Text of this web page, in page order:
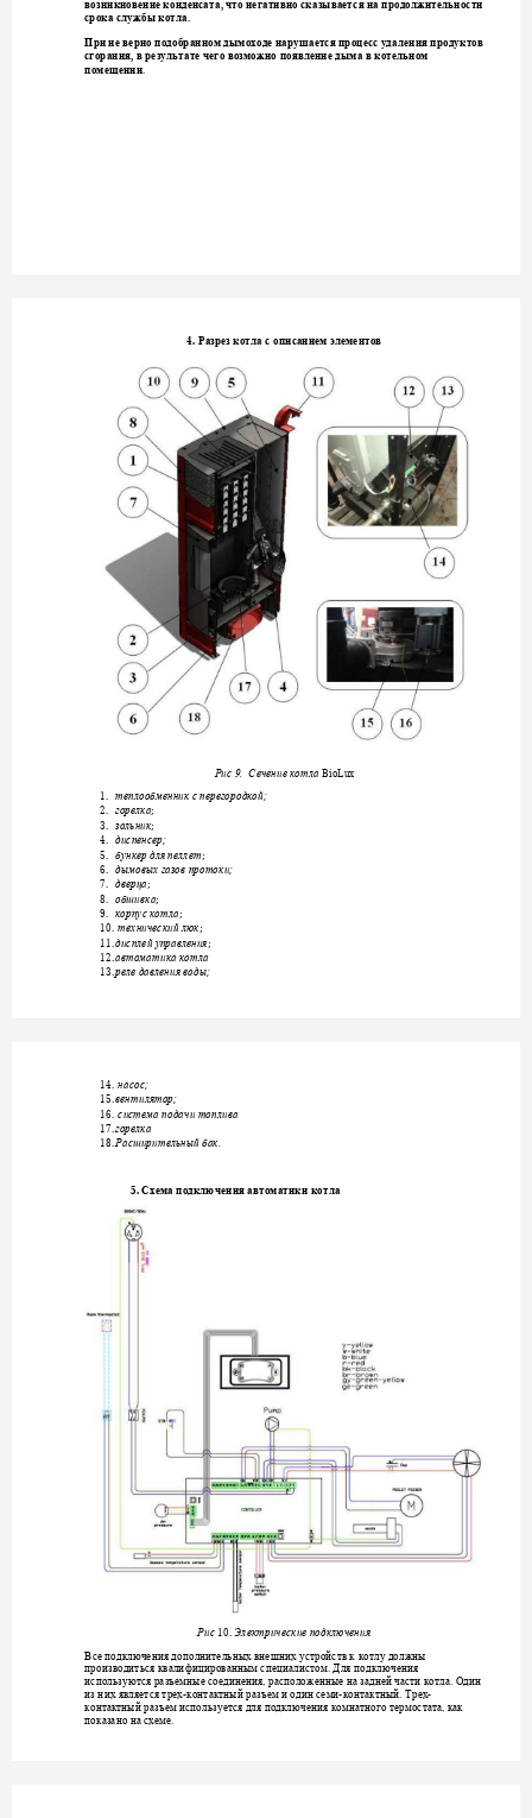
возникновение конденсата, что негативно сказывается на продолжительности
срока службы котла.
При не верно подобранном дымоходе нарушается процесс удаления продуктов
сгорания, в результате чего возможно появление дыма в котельном
помещении.
4. Разрез котла с описанием элементов
Рис 9. Сечение котла BioLux
1.
теплообменник с перегородкой;
2. горелка;
3.
зольник;
4.
диспенсер;
5. бункер для пеллет ;
6.
дымовых газов протоки;
7. дверца;
8.
обшивка;
9.
корпус котла;
10. технический люк;
11.дисплей управления ;
12.автоматика котла
13.реле давления воды;
14. насос;
15.вентилятор;
16. система подачи топлива
17.горелка
18.Расширительный бак.
5. Схема подключения автоматики котла
Рис 10. Электрические подключения
Все подключения дополнительных внешних устройств к котлу должны
производиться квалифицированным специалистом. Для подключения
используются разъемные соединения, расположенные на задней части котла. Один
из них является трех-контактный разъем и один семи-контактный. Трех-
контактный разъем используется для подключения комнатного термостата, как
показано на схеме.